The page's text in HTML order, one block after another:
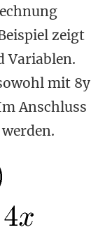
zeigt
Variablen.
mit 8y
Anschluss